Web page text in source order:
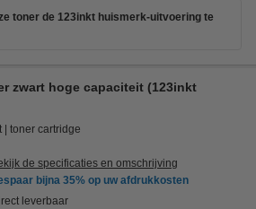
toner de 123inkt huismerk-uitvoering te
zwart hoge capaciteit (123inkt
toner cartridge
de specificaties en omschrijving
bijna 35% op uw afdrukkosten
leverbaar